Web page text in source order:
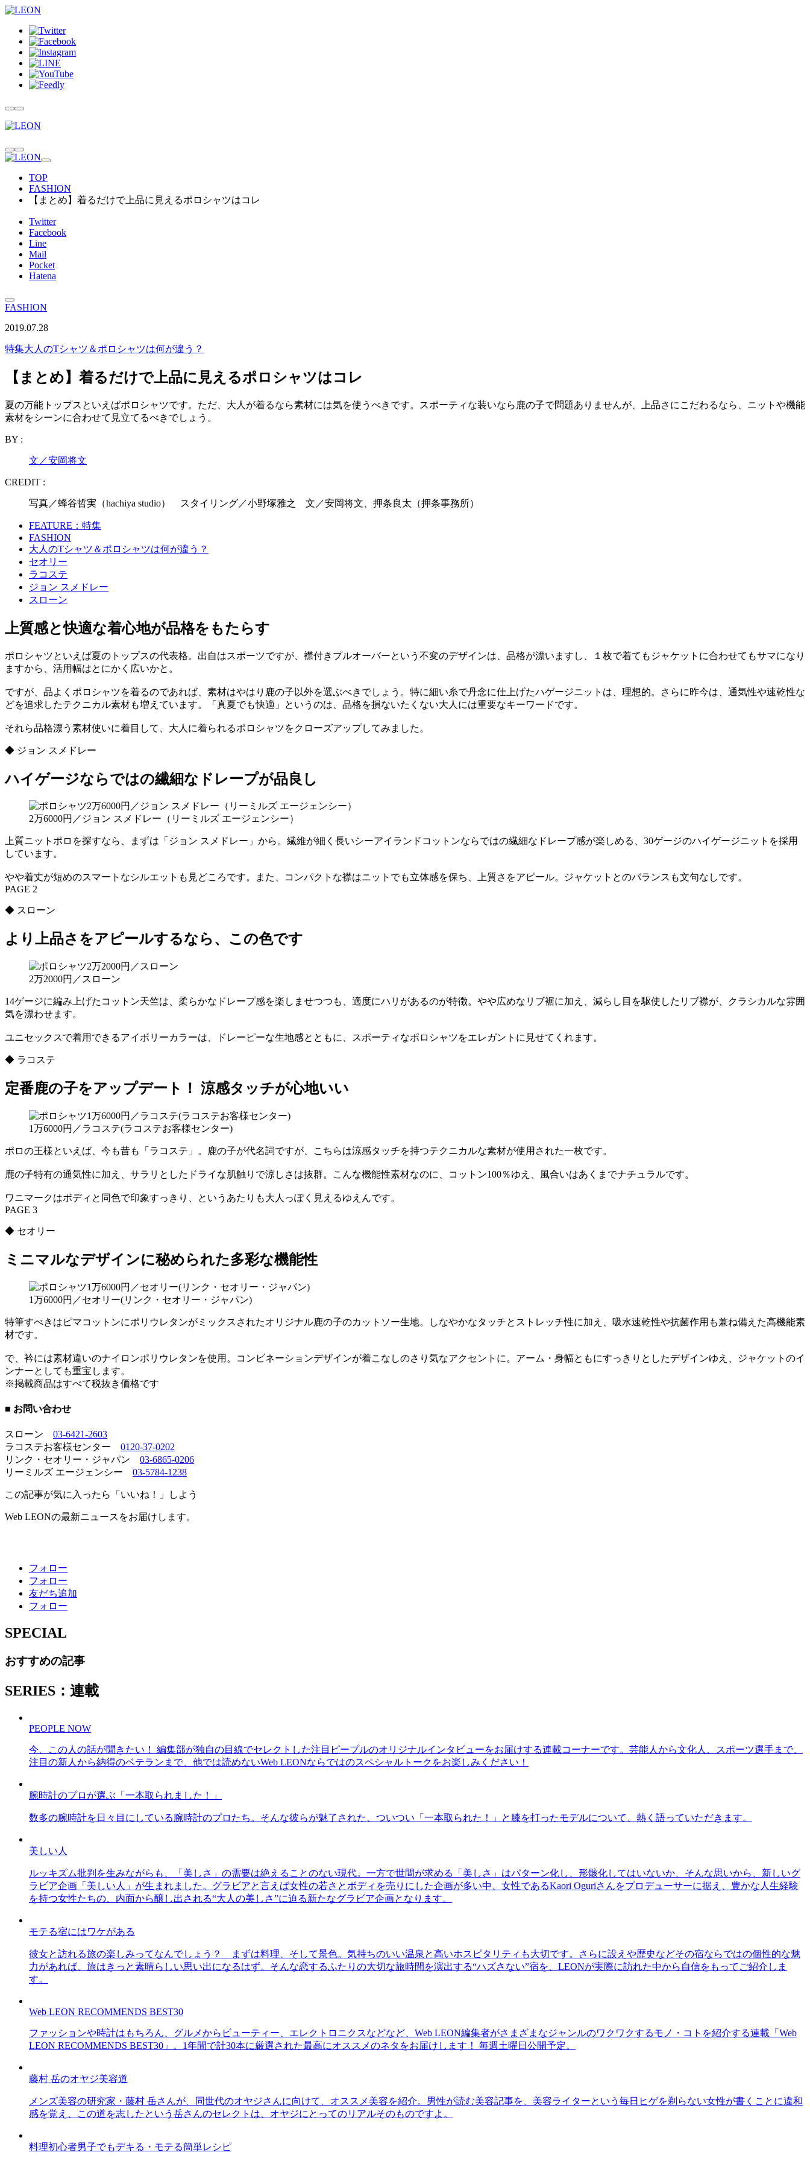
TOP
FASHION
【まとめ】着るだけで上品に見えるポロシャツはコレ
Twitter
Facebook
Line
Mail
Pocket
Hatena
FASHION
2019.07.28
特集大人のTシャツ＆ポロシャツは何が違う？
【まとめ】着るだけで上品に見えるポロシャツはコレ
夏の万能トップスといえばポロシャツです。ただ、大人が着るなら素材には気を使うべきです。スポーティな装いなら鹿の子で問題ありませんが、上品さにこだわるなら、ニットや機能
素材をシーンに合わせて見立てるべきでしょう。
BY :
文／安岡将文
CREDIT :
写真／蜂谷哲実（hachiya studio） スタイリング／小野塚雅之 文／安岡将文、押条良太（押条事務所）
FEATURE：特集
FASHION
大人のTシャツ＆ポロシャツは何が違う？
セオリー
ラコステ
ジョン スメドレー
スローン
上質感と快適な着心地が品格をもたらす
ポロシャツといえば夏のトップスの代表格。出自はスポーツですが、襟付きプルオーバーという不変のデザインは、品格が漂いますし、１枚で着てもジャケットに合わせてもサマになり
ますから、活用幅はとにかく広いかと。
ですが、品よくポロシャツを着るのであれば、素材はやはり鹿の子以外を選ぶべきでしょう。特に細い糸で丹念に仕上げたハゲージニットは、理想的。さらに昨今は、通気性や速乾性な
どを追求したテクニカル素材も増えています。「真夏でも快適」というのは、品格を損ないたくない大人には重要なキーワードです。
それら品格漂う素材使いに着目して、大人に着られるポロシャツをクローズアップしてみました。
◆ ジョン スメドレー
ハイゲージならではの繊細なドレープが品良し
2万6000円／ジョン スメドレー（リーミルズ エージェンシー）
上質ニットポロを探すなら、まずは「ジョン スメドレー」から。繊維が細く長いシーアイランドコットンならではの繊細なドレープ感が楽しめる、30ゲージのハイゲージニットを採用
しています。
やや着丈が短めのスマートなシルエットも見どころです。また、コンパクトな襟はニットでも立体感を保ち、上質さをアピール。ジャケットとのバランスも文句なしです。
PAGE 2
◆ スローン
より上品さをアピールするなら、この色です
2万2000円／スローン
14ゲージに編み上げたコットン天竺は、柔らかなドレープ感を楽しませつつも、適度にハリがあるのが特徴。やや広めなリブ裾に加え、減らし目を駆使したリブ襟が、クラシカルな雰囲
気を漂わせます。
ユニセックスで着用できるアイボリーカラーは、ドレーピーな生地感とともに、スポーティなポロシャツをエレガントに見せてくれます。
◆ ラコステ
定番鹿の子をアップデート！ 涼感タッチが心地いい
1万6000円／ラコステ(ラコステお客様センター)
ポロの王様といえば、今も昔も「ラコステ」。鹿の子が代名詞ですが、こちらは涼感タッチを持つテクニカルな素材が使用された一枚です。
鹿の子特有の通気性に加え、サラリとしたドライな肌触りで涼しさは抜群。こんな機能性素材なのに、コットン100％ゆえ、風合いはあくまでナチュラルです。
ワニマークはボディと同色で印象すっきり、というあたりも大人っぽく見えるゆえんです。
PAGE 3
◆ セオリー
ミニマルなデザインに秘められた多彩な機能性
1万6000円／セオリー(リンク・セオリー・ジャパン)
特筆すべきはピマコットンにポリウレタンがミックスされたオリジナル鹿の子のカットソー生地。しなやかなタッチとストレッチ性に加え、吸水速乾性や抗菌作用も兼ね備えた高機能素
材です。
で、衿には素材違いのナイロンポリウレタンを使用。コンビネーションデザインが着こなしのさり気なアクセントに。アーム・身幅ともにすっきりとしたデザインゆえ、ジャケットのイ
ンナーとしても重宝します。
※掲載商品はすべて税抜き価格です
■ お問い合わせ
スローン 03-6421-2603
ラコステお客様センター 0120-37-0202
リンク・セオリー・ジャパン 03-6865-0206
リーミルズ エージェンシー 03-5784-1238
この記事が気に入ったら「いいね！」しよう
Web LEONの最新ニュースをお届けします。
フォロー
フォロー
友だち追加
フォロー
SPECIAL
おすすめの記事
SERIES：連載
PEOPLE NOW
今、この人の話が聞きたい！ 編集部が独自の目線でセレクトした注目ピープルのオリジナルインタビューをお届けする連載コーナーです。芸能人から文化人、スポーツ選手まで、
注目の新人から納得のベテランまで、他では読めないWeb LEONならではのスペシャルトークをお楽しみください！
腕時計のプロが選ぶ「一本取られました！」
数多の腕時計を日々目にしている腕時計のプロたち。そんな彼らが魅了された、ついつい「一本取られた！」と膝を打ったモデルについて、熱く語っていただきます。
美しい人
ルッキズム批判を生みながらも、「美しさ」の需要は絶えることのない現代。一方で世間が求める「美しさ」はパターン化し、形骸化してはいないか、そんな思いから、新しいグ
ラビア企画「美しい人」が生まれました。グラビアと言えば女性の若さとボディを売りにした企画が多い中、女性であるKaori Oguriさんをプロデューサーに据え、豊かな人生経験
を持つ女性たちの、内面から醸し出される“大人の美しさ”に迫る新たなグラビア企画となります。
モテる宿にはワケがある
彼女と訪れる旅の楽しみってなんでしょう？ まずは料理、そして景色。気持ちのいい温泉と高いホスピタリティも大切です。さらに設えや歴史などその宿ならではの個性的な魅
力があれば、旅はきっと素晴らしい思い出になるはず。そんな恋するふたりの大切な旅時間を演出する“ハズさない”宿を、LEONが実際に訪れた中から自信をもってご紹介しま
す。
Web LEON RECOMMENDS BEST30
ファッションや時計はもちろん、グルメからビューティー、エレクトロニクスなどなど、Web LEON編集者がさまざまなジャンルのワクワクするモノ・コトを紹介する連載「Web
LEON RECOMMENDS BEST30」。1年間で計30本に厳選された最高にオススメのネタをお届けします！ 毎週土曜日公開予定。
藤村 岳のオヤジ美容道
メンズ美容の研究家・藤村 岳さんが、同世代のオヤジさんに向けて、オススメ美容を紹介。男性が読む美容記事を、美容ライターという毎日ヒゲを剃らない女性が書くことに違和
感を覚え、この道を志したという岳さんのセレクトは、オヤジにとってのリアルそのものですよ。
料理初心者男子でもデキる・モテる簡単レシピ